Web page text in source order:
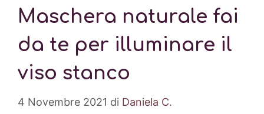
Maschera naturale fai
da te per illuminare il
viso stanco
4 Novembre 2021 di Daniela C.